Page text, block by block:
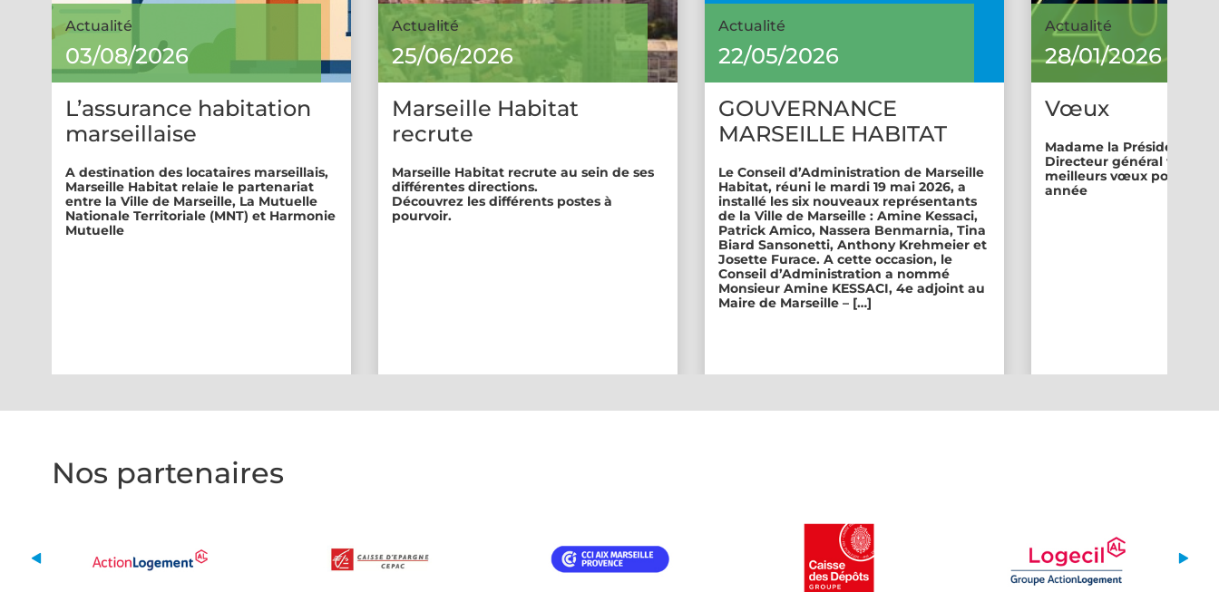
Actualité
03/08/2026
L’assurance habitation
marseillaise
A destination des locataires marseillais,
Marseille Habitat relaie le partenariat
entre la Ville de Marseille, La Mutuelle
Nationale Territoriale (MNT) et Harmonie
Mutuelle
Actualité
25/06/2026
Marseille Habitat
recrute
Marseille Habitat recrute au sein de ses
différentes directions.
Découvrez les différents postes à
pourvoir.
Actualité
22/05/2026
GOUVERNANCE
MARSEILLE HABITAT
Le Conseil d’Administration de Marseille
Habitat, réuni le mardi 19 mai 2026, a
installé les six nouveaux représentants
de la Ville de Marseille : Amine Kessaci,
Patrick Amico, Nassera Benmarnia, Tina
Biard Sansonetti, Anthony Krehmeier et
Josette Furace. A cette occasion, le
Conseil d’Administration a nommé
Monsieur Amine KESSACI, 4e adjoint au
Maire de Marseille – […]
Actualité
28/01/2026
Vœux
Madame la Présidente et
Directeur général vous
meilleurs vœux pour
année
Nos partenaires